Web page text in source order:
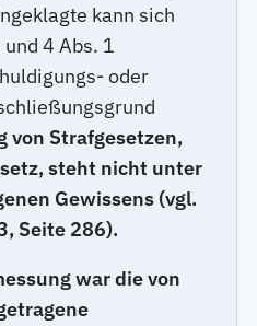
kann sich
4 Abs. 1
oder
von Strafgesetzen,
steht nicht unter
Gewissens (vgl.
Seite 286).
war die von